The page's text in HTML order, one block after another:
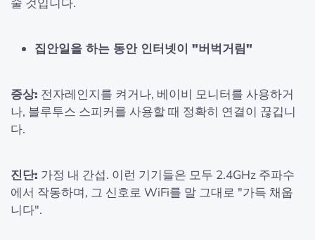
집안일을 하는 동안 인터넷이 "버벅거림"
증상: 전자레인지를 켜거나, 베이비 모니터를 사용하거
나, 블루투스 스피커를 사용할 때 정확히 연결이 끊깁니
다.
진단: 가정 내 간섭. 이런 기기들은 모두 2.4GHz 주파수
에서 작동하며, 그 신호로 WiFi를 말 그대로 "가득 채웁
니다".